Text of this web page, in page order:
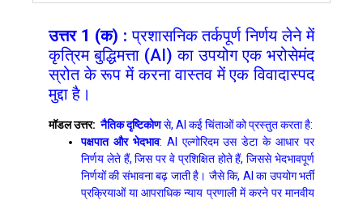
उत्तर 1 (क) :प्रशासनिक तर्कपूर्ण निर्णय लेने में
कृत्रिम बुद्धिमत्ता (AI) का उपयोग एक भरोसेमंद
स्रोत के रूप में करना वास्तव में एक विवादास्पद
मुद्दा है।
मॉडल उत्तर:नैतिक दृष्टिकोणसे, AI कई चिंताओं को प्रस्तुत करता है:
पक्षपात और भेदभाव: AI एल्गोरिदम उस डेटा के आधार पर
निर्णय लेते हैं, जिस पर वे प्रशिक्षित होते हैं, जिससे भेदभावपूर्ण
निर्णयों की संभावना बढ़ जाती है। जैसे कि, AI का उपयोग भर्ती
प्रक्रियाओं या आपराधिक न्याय प्रणाली में करने पर मानवीय